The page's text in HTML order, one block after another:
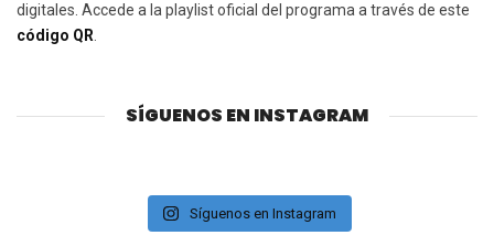
digitales. Accede a la playlist oficial del programa a través de este
código QR.
SÍGUENOS EN INSTAGRAM
Síguenos en Instagram